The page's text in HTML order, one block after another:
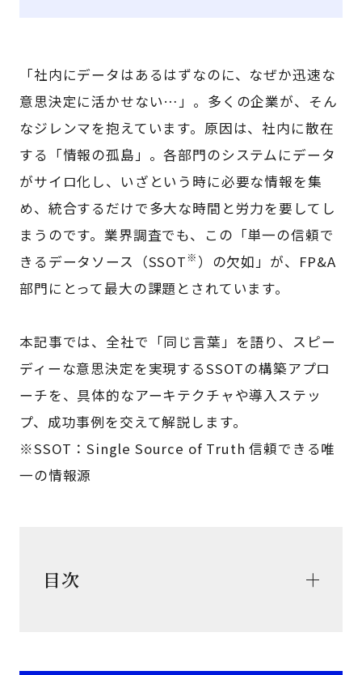
「社内にデータはあるはずなのに、なぜか迅速な
意思決定に活かせない…」。多くの企業が、そん
なジレンマを抱えています。原因は、社内に散在
する「情報の孤島」。各部門のシステムにデータ
がサイロ化し、いざという時に必要な情報を集
め、統合するだけで多大な時間と労力を要してし
まうのです。業界調査でも、この「単一の信頼で
きるデータソース（SSOT※ ）の欠如」が、FP&A
部門にとって最大の課題とされています。
本記事では、全社で「同じ言葉」を語り、スピー
ディーな意思決定を実現するSSOTの構築アプロ
ーチを、具体的なアーキテクチャや導入ステッ
プ、成功事例を交えて解説します。
※SSOT：Single Source of Truth 信頼できる唯
一の情報源
目次